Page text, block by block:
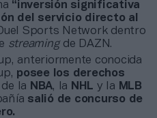
“inversión significativa
del servicio directo al
Sports Network dentro
streaming de DAZN.
anteriormente conocida
posee los derechos
de la NBA, la NHL y la MLB
salió de concurso de